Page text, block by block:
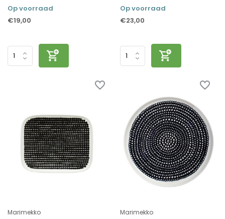
Op voorraad
€19,00
Op voorraad
€23,00
Marimekko Marimekko